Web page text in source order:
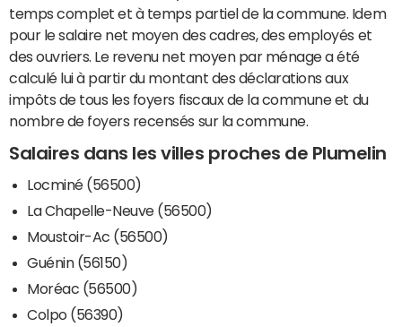
temps complet et à temps partiel de la commune. Idem
pour le salaire net moyen des cadres, des employés et
des ouvriers. Le revenu net moyen par ménage a été
calculé lui à partir du montant des déclarations aux
impôts de tous les foyers fiscaux de la commune et du
nombre de foyers recensés sur la commune.
Salaires dans les villes proches de Plumelin
Locminé (56500)
La Chapelle-Neuve (56500)
Moustoir-Ac (56500)
Guénin (56150)
Moréac (56500)
Colpo (56390)